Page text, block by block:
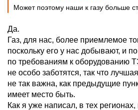
Может поэтому наши к газу больше
Да.
Газ, для нас, более приемлемое
поскольку его у нас добывают, и
по требованиям к оборудованию
не особо заботятся, так что
не так важна, как предыдущие
имеет место быть.
Как я уже написал, в тех